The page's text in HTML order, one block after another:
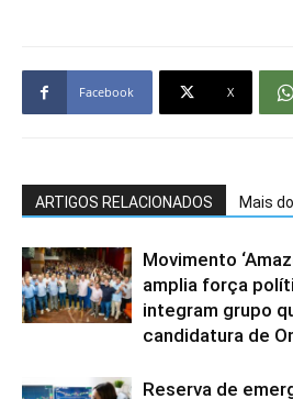
Facebook X
ARTIGOS RELACIONADOS Mais
Movimento
amplia força
integram grupo
candidatura de
Reserva de